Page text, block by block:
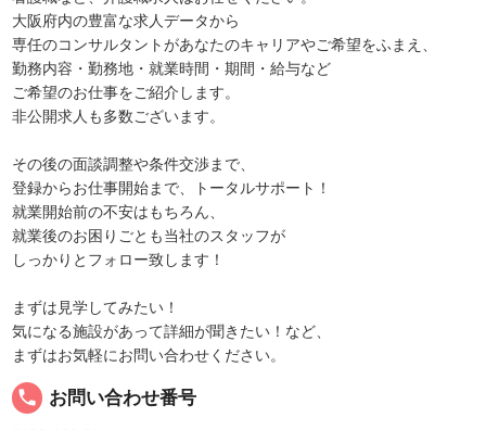
大阪府内の豊富な求人データから
専任のコンサルタントがあなたのキャリアやご希望をふまえ、
勤務内容・勤務地・就業時間・期間・給与など
ご希望のお仕事をご紹介します。
非公開求人も多数ございます。
その後の面談調整や条件交渉まで、
登録からお仕事開始まで、トータルサポート！
就業開始前の不安はもちろん、
就業後のお困りごとも当社のスタッフが
しっかりとフォロー致します！
まずは見学してみたい！
気になる施設があって詳細が聞きたい！など、
まずはお気軽にお問い合わせください。
local_phone お問い合わせ番号